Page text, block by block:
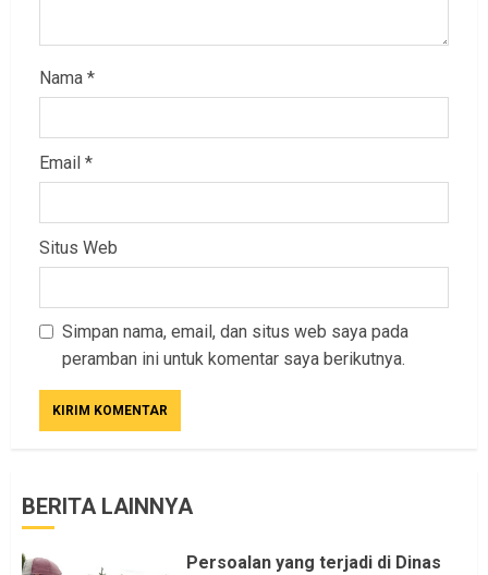
Nama *
Email *
Situs Web
Simpan nama, email, dan situs web saya pada
peramban ini untuk komentar saya berikutnya.
BERITA LAINNYA
Persoalan yang terjadi di Dinas